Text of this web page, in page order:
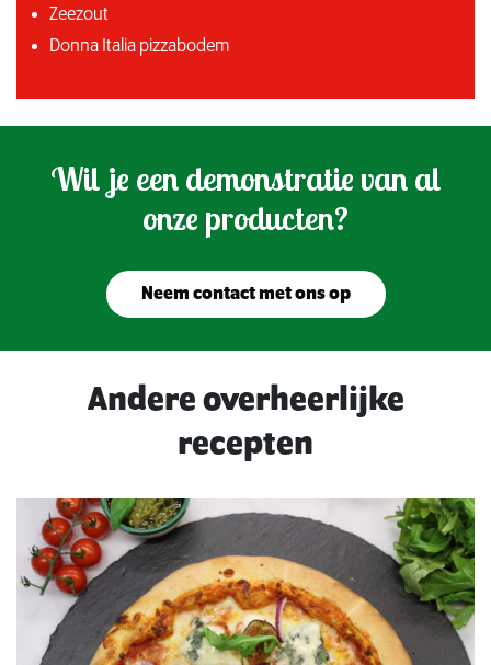
Zeezout
Donna Italia pizzabodem
Wil je een demonstratie van al
onze producten?
Neem contact met ons op
Andere overheerlijke
recepten